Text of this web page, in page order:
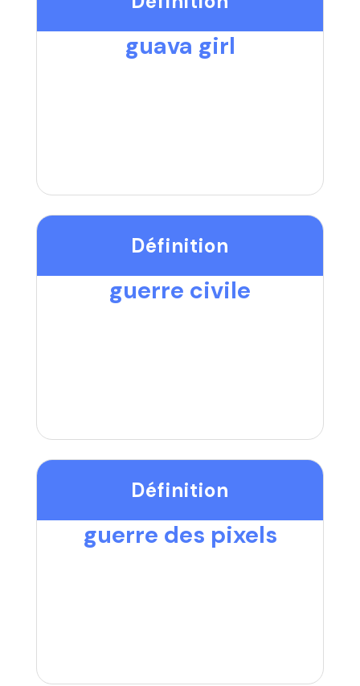
guava girl
Définition
guerre civile
Définition
guerre des pixels